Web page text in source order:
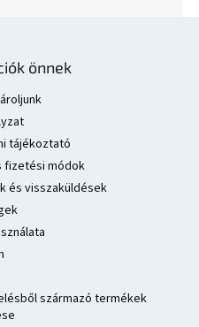
önnek
tájékoztató
fizetési módok
és visszaküldések
származó termékek